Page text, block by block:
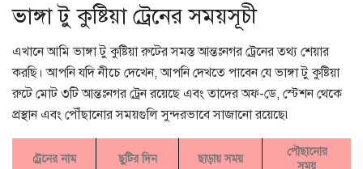
ভাঙ্গা টু কুষ্টিয়া ট্রেনের সময়সূচী
এখানে আমি ভাঙ্গা টু কুষ্টিয়া রুটের সমস্ত আন্তঃনগর ট্রেনের তথ্য শেয়ার
করছি। আপনি যদি নীচে দেখেন, আপনি দেখতে পাবেন যে ভাঙ্গা টু কুষ্টিয়া
রুটে মোট ৩টি আন্তঃনগর ট্রেন রয়েছে এবং তাদের অফ-ডে, স্টেশন থেকে
প্রস্থান এবং পৌঁছানোর সময়গুলি সুন্দরভাবে সাজানো রয়েছে৷
ট্রেনের নাম ছুটির দিন ছাড়ায় সময়
পৌছানোর